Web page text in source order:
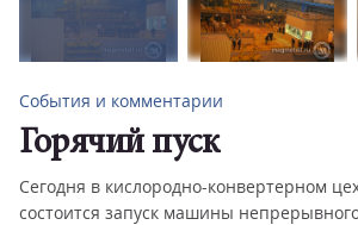
События и комментарии
Горячий пуск
Сегодня в кислородно-конвертерном
состоится запуск машины